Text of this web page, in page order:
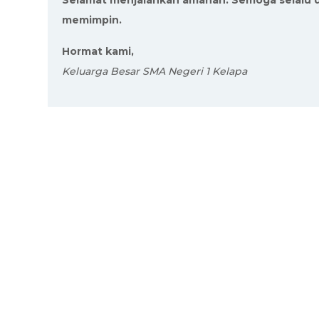
memimpin.
Hormat kami,
Keluarga Besar SMA Negeri 1 Kelapa